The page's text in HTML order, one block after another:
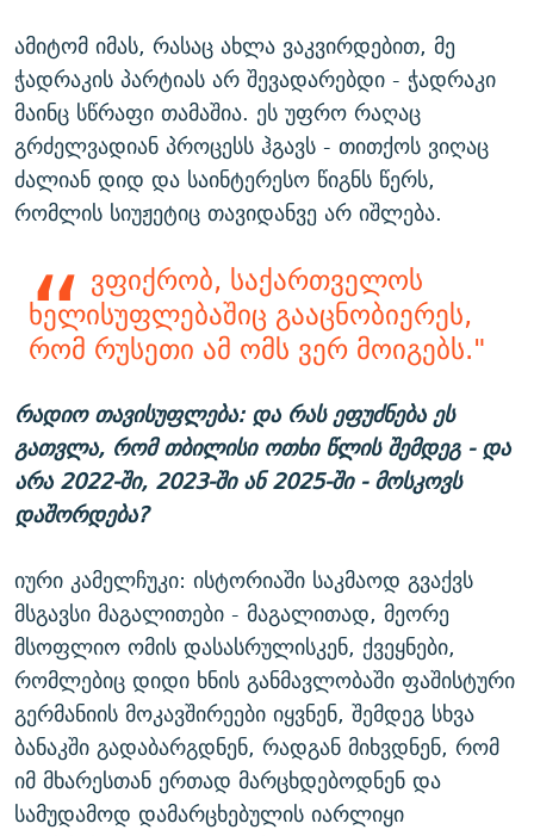
ამიტომ იმას, რასაც ახლა ვაკვირდებით, მე
ჭადრაკის პარტიას არ შევადარებდი - ჭადრაკი
მაინც სწრაფი თამაშია. ეს უფრო რაღაც
გრძელვადიან პროცესს ჰგავს - თითქოს ვიღაც
ძალიან დიდ და საინტერესო წიგნს წერს,
რომლის სიუჟეტიც თავიდანვე არ იშლება.
ვფიქრობ, საქართველოს
ხელისუფლებაშიც გააცნობიერეს,
რომ რუსეთი ამ ომს ვერ მოიგებს."
რადიო თავისუფლება: და რას ეფუძნება ეს
გათვლა, რომ თბილისი ოთხი წლის შემდეგ - და
არა 2022-ში, 2023-ში ან 2025-ში - მოსკოვს
დაშორდება?
იური კამელჩუკი: ისტორიაში საკმაოდ გვაქვს
მსგავსი მაგალითები - მაგალითად, მეორე
მსოფლიო ომის დასასრულისკენ, ქვეყნები,
რომლებიც დიდი ხნის განმავლობაში ფაშისტური
გერმანიის მოკავშირეები იყვნენ, შემდეგ სხვა
ბანაკში გადაბარგდნენ, რადგან მიხვდნენ, რომ
იმ მხარესთან ერთად მარცხდებოდნენ და
სამუდამოდ დამარცხებულის იარლიყი